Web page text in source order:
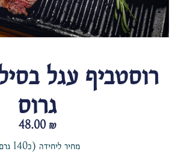
רוסטביף עגל
גרוס
48.00 ₪
מחיר ליחידה (כ140 גרם)